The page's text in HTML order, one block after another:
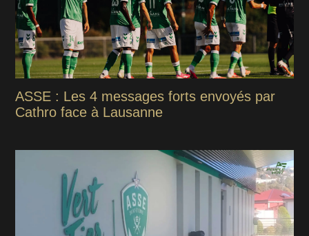
ASSE : Les 4 messages forts envoyés par
Cathro face à Lausanne